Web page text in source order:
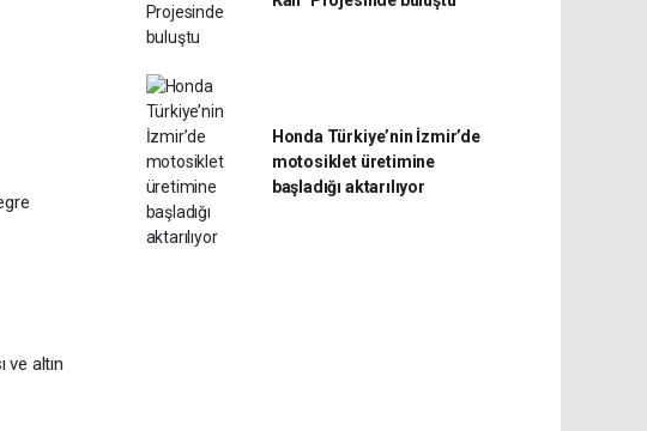
ve altın
Honda Türkiye’nin İzmir’de
motosiklet üretimine
başladığı aktarılıyor